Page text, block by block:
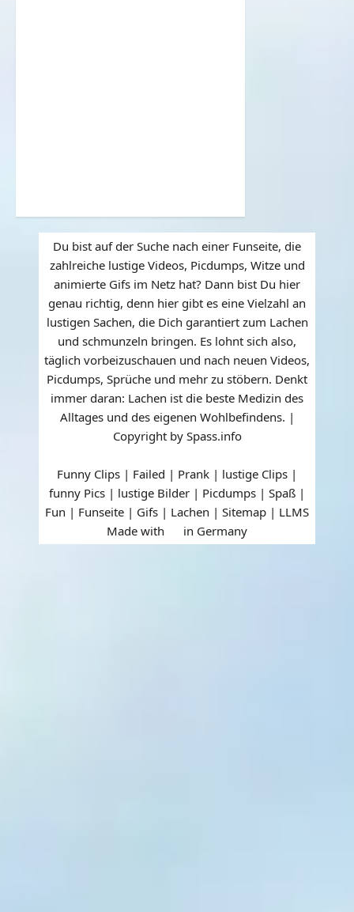
Du bist auf der Suche nach einer Funseite, die
zahlreiche lustige Videos, Picdumps, Witze und
animierte Gifs im Netz hat? Dann bist Du hier
genau richtig, denn hier gibt es eine Vielzahl an
lustigen Sachen, die Dich garantiert zum Lachen
und schmunzeln bringen. Es lohnt sich also,
täglich vorbeizuschauen und nach neuen Videos,
Picdumps, Sprüche und mehr zu stöbern. Denkt
immer daran: Lachen ist die beste Medizin des
Alltages und des eigenen Wohlbefindens. |
Copyright by Spass.info
Funny Clips | Failed | Prank | lustige Clips |
funny Pics | lustige Bilder | Picdumps | Spaß |
Fun | Funseite | Gifs | Lachen | Sitemap | LLMS
Made with
in Germany